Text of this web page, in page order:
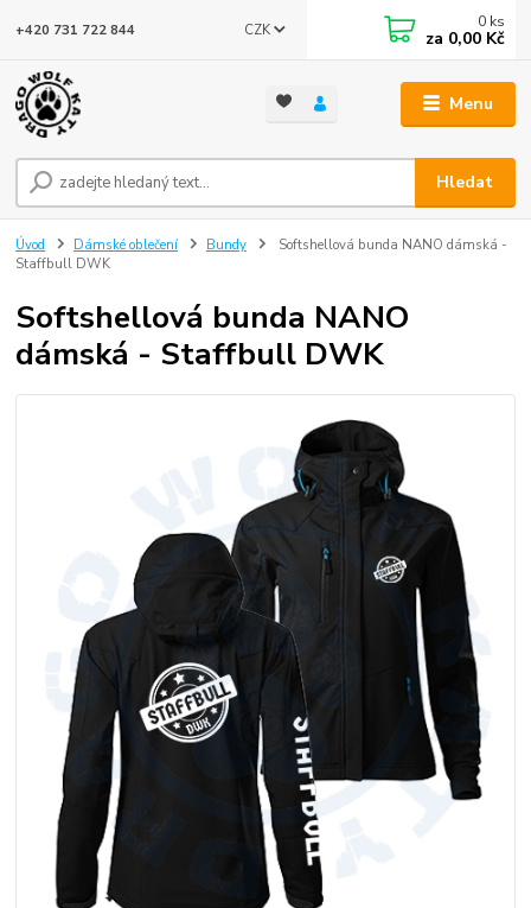
Menu
CZK
Hledat
+420 731 722 844 0 ks
za 0,00 Kč
Úvod Dámské oblečení Bundy
Softshellová bunda NANO dámská -
Staffbull DWK
Softshellová bunda NANO
dámská - Staffbull DWK